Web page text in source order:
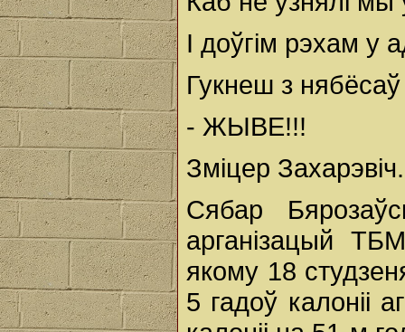
І доўгім рэхам у
Гукнеш з
- ЖЫВЕ!!!
Зміцер Захарэвіч.
Сябар
арганізацый
якому 18
5 гадоў калоніі